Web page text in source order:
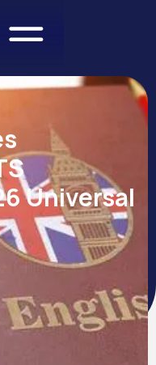
Universal